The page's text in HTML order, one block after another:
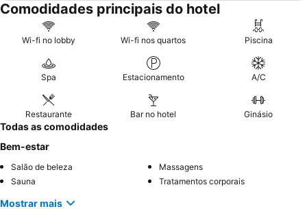
Comodidades principais do hotel
Wi-fi no lobby Wi-fi nos quartos Piscina
Spa Estacionamento A/C
Restaurante Bar no hotel Ginásio
Todas as comodidades
Bem-estar
Salão de beleza
Massagens
Sauna
Tratamentos corporais
Mostrar mais